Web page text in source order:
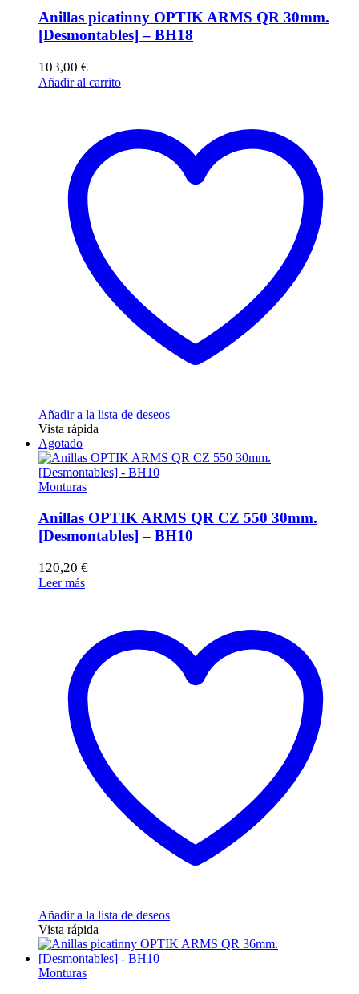
Anillas picatinny OPTIK ARMS QR 30mm.
[Desmontables] – BH18
103,00 €
Añadir al carrito
Añadir a la lista de deseos
Vista rápida
Agotado
Monturas
Anillas OPTIK ARMS QR CZ 550 30mm.
[Desmontables] – BH10
120,20 €
Leer más
Añadir a la lista de deseos
Vista rápida
Monturas